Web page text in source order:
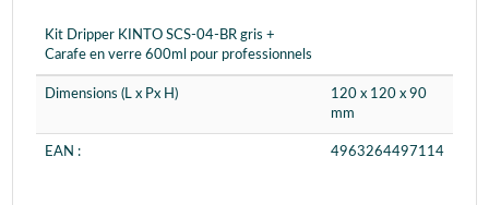
Kit Dripper KINTO SCS-04-BR gris +
Carafe en verre 600ml pour professionnels
Dimensions (L x Px H)
120 x 120 x 90
mm
EAN : 4963264497114